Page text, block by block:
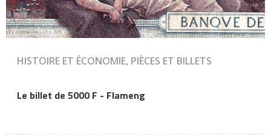
HISTOIRE ET ÉCONOMIE, PIÈCES ET BILLETS
Le billet de 5000 F - Flameng